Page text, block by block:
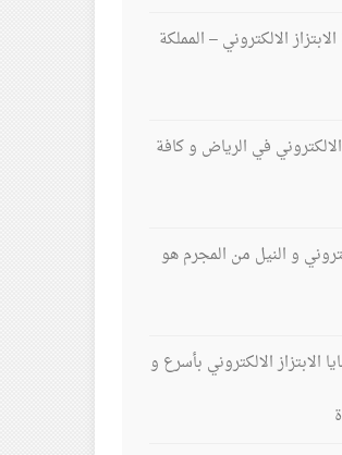
الالكتروني – المملكة
في الرياض و كافة
و النيل من المجرم هو
الالكتروني بأسرع و